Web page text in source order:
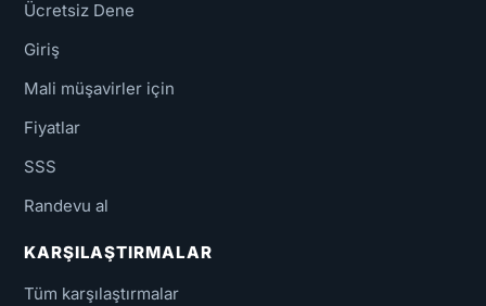
Ücretsiz Dene
Giriş
Mali müşavirler için
Fiyatlar
SSS
Randevu al
KARŞILAŞTIRMALAR
Tüm karşılaştırmalar